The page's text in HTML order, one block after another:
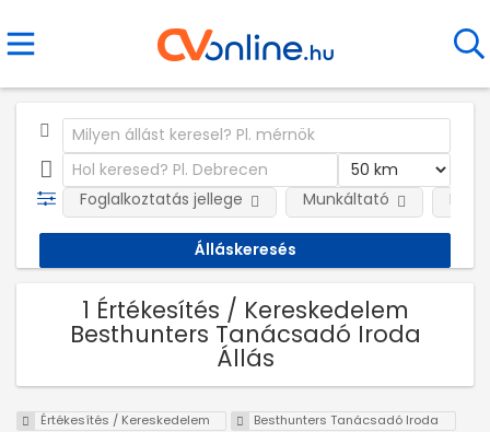
Foglalkoztatás jellege Munkáltató
1 Értékesítés / Kereskedelem
Besthunters Tanácsadó Iroda
Állás
Értékesítés / Kereskedelem
Besthunters Tanácsadó Iroda